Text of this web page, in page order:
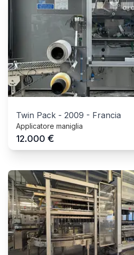
Twin Pack - 2009 - Francia
Applicatore maniglia
12.000 €